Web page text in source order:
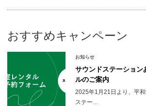
おすすめキャンペーン
お知らせ
サウンドステーション
ルのご案内
2025年1月21日より、平
ステー…